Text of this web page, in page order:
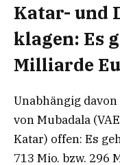
Katar- und
klagen: Es
Milliarde
Unabhängig
von Mubadala
Katar) offen: Es
713 Mio. bzw. 296